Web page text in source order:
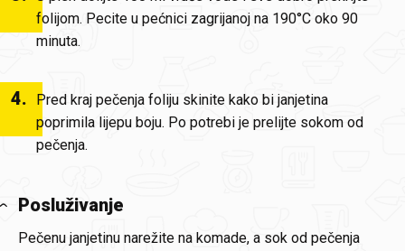
folijom. Pecite u pećnici zagrijanoj na 190°C oko 90
minuta.
4.
Pred kraj pečenja foliju skinite kako bi janjetina
poprimila lijepu boju. Po potrebi je prelijte sokom od
pečenja.
Posluživanje
Pečenu janjetinu narežite na komade, a sok od pečenja